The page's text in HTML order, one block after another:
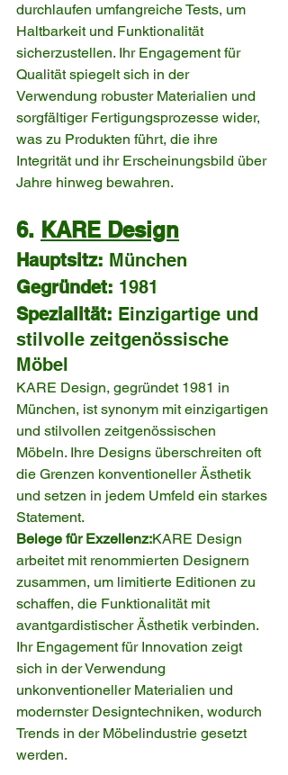
durchlaufen umfangreiche Tests, um
Haltbarkeit und Funktionalität
sicherzustellen. Ihr Engagement für
Qualität spiegelt sich in der
Verwendung robuster Materialien und
sorgfältiger Fertigungsprozesse wider,
was zu Produkten führt, die ihre
Integrität und ihr Erscheinungsbild über
Jahre hinweg bewahren.
6. KARE Design
Hauptsitz: München
Gegründet: 1981
Spezialität: Einzigartige und
stilvolle zeitgenössische
Möbel
KARE Design, gegründet 1981 in
München, ist synonym mit einzigartigen
und stilvollen zeitgenössischen
Möbeln. Ihre Designs überschreiten oft
die Grenzen konventioneller Ästhetik
und setzen in jedem Umfeld ein starkes
Statement.
Belege für Exzellenz:KARE Design
arbeitet mit renommierten Designern
zusammen, um limitierte Editionen zu
schaffen, die Funktionalität mit
avantgardistischer Ästhetik verbinden.
Ihr Engagement für Innovation zeigt
sich in der Verwendung
unkonventioneller Materialien und
modernster Designtechniken, wodurch
Trends in der Möbelindustrie gesetzt
werden.